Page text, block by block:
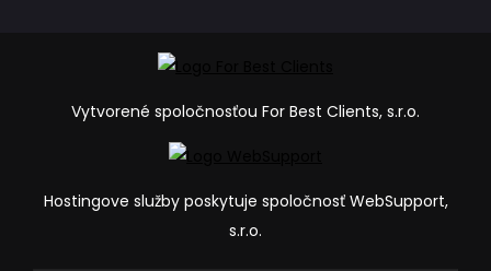
Vytvorené spoločnosťou For Best Clients, s.r.o.
Hostingove služby poskytuje spoločnosť WebSupport,
s.r.o.